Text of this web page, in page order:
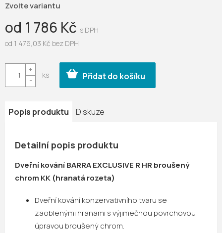
od 1 786 Kč
od 1 476,03 Kč bez DPH
cena:
Zvolte variantu
Přidat do košíku
Popis produktu Diskuze
Detailní popis produktu
Dveřní kování BARRA EXCLUSIVE R HR broušený
chrom KK (hranatá rozeta)
Dveřní kování konzervativního tvaru se
zaoblenými hranami s výjimečnou povrchovou
úpravou broušený chrom.